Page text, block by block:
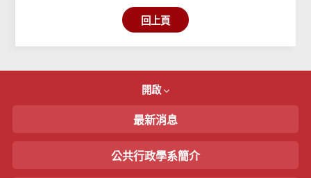
回上頁
開啟
最新消息
公共行政學系簡介